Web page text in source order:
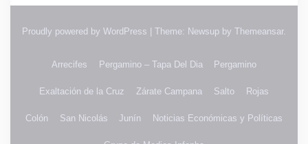
Proudly powered by WordPress Theme: Newsup by Themeansar.
Arrecifes Pergamino – Tapa Del Dia Pergamino
Exaltación de la Cruz Zárate Campana Salto Rojas
Colón San Nicolás Junín Noticias Económicas y Políticas